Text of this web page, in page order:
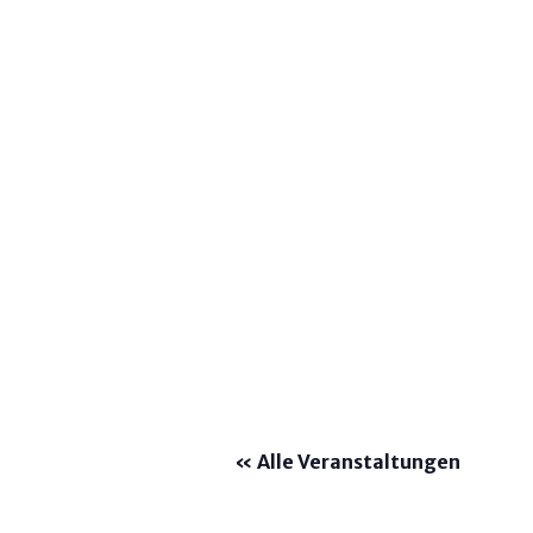
« Alle Veranstaltungen